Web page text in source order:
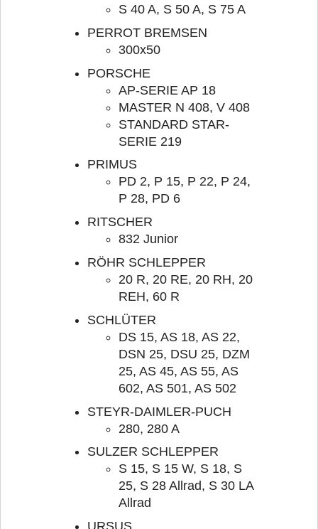
S 40 A, S 50 A, S 75 A
PERROT BREMSEN
300x50
PORSCHE
AP-SERIE AP 18
MASTER N 408, V 408
STANDARD STAR-
SERIE 219
PRIMUS
PD 2, P 15, P 22, P 24,
P 28, PD 6
RITSCHER
832 Junior
RÖHR SCHLEPPER
20 R, 20 RE, 20 RH, 20
REH, 60 R
SCHLÜTER
DS 15, AS 18, AS 22,
DSN 25, DSU 25, DZM
25, AS 45, AS 55, AS
602, AS 501, AS 502
STEYR-DAIMLER-PUCH
280, 280 A
SULZER SCHLEPPER
S 15, S 15 W, S 18, S
25, S 28 Allrad, S 30 LA
Allrad